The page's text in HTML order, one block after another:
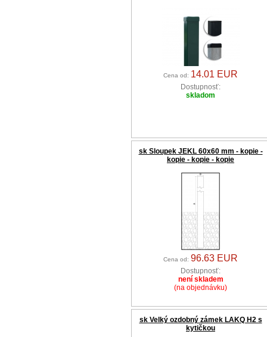
Cena od: 14.01 EUR
Dostupnosť:
skladom
sk Sloupek JEKL 60x60 mm - kopie -
kopie - kopie - kopie
Cena od: 96.63 EUR
Dostupnosť:
není skladem
(na objednávku)
sk Velký ozdobný zámek LAKQ H2 s
kytičkou